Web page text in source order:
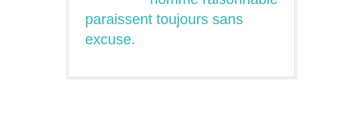
paraissent toujours sans
excuse.